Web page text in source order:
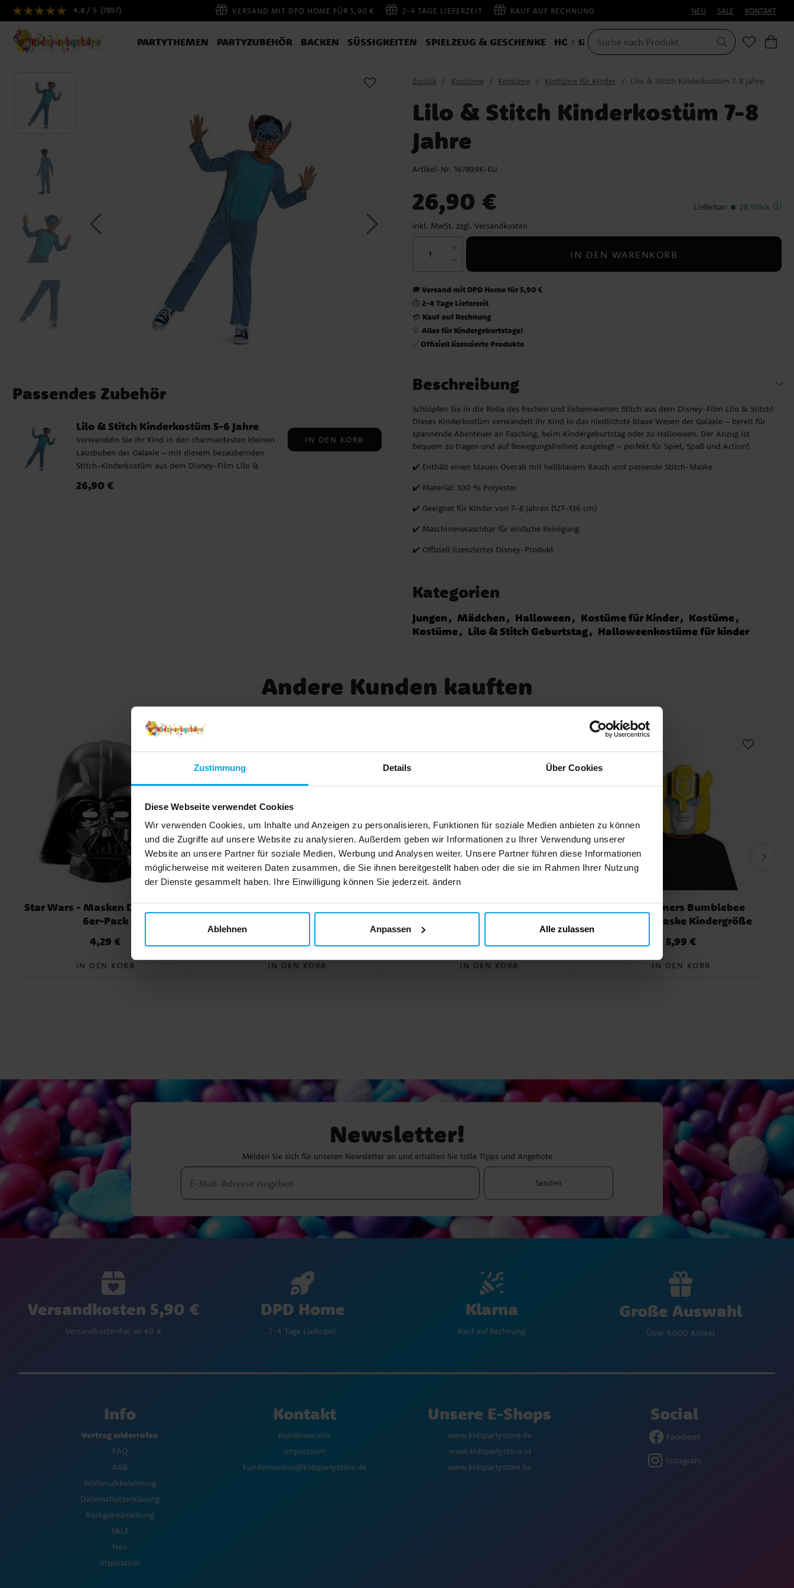
Zustimmung Details Über Cookies
Diese Webseite verwendet Cookies
Wir verwenden Cookies, um Inhalte und Anzeigen zu personalisieren, Funktionen für soziale Medien anbieten zu können
und die Zugriffe auf unsere Website zu analysieren. Außerdem geben wir Informationen zu Ihrer Verwendung unserer
Website an unsere Partner für soziale Medien, Werbung und Analysen weiter. Unsere Partner führen diese Informationen
möglicherweise mit weiteren Daten zusammen, die Sie ihnen bereitgestellt haben oder die sie im Rahmen Ihrer Nutzung
der Dienste gesammelt haben. Ihre Einwilligung können Sie jederzeit. ändern
Ablehnen Anpassen Alle zulassen
4.8 / 5 (7897) VERSAND MIT DPD HOME FÜR 5,90 € 2-4 TAGE LIEFERZEIT KAUF AUF RECHNUNG NEU SALE KONTAKT
PARTYTHEMEN PARTYZUBEHÖR BACKEN SÜSSIGKEITEN SPIELZEUG & GESCHENKE HOCHZEIT KOSTÜME HALLOWEEN
Passendes Zubehör
Lilo & Stitch Kinderkostüm 5-6 Jahre
Verwandeln Sie Ihr Kind in den charmantesten kleinen
Lausbuben der Galaxie – mit diesem bezaubernden
Stitch-Kinderkostüm aus dem Disney-Film Lilo &
Halloween. Der bequeme Jumpsuit bietet volle
Preis:26,90 €
26,90 €
IN DEN KORB
Zurück Kostüme Kostüme Kostüme für Kinder Lilo & Stitch Kinderkostüm 7-8 Jahre
Lilo & Stitch Kinderkostüm 7-8
Jahre
Artikel-Nr. 167899K-EU
26,90 €
inkl. MwSt. zzgl. Versandkosten
Lieferbar: 28 Stück
IN DEN WARENKORB
🚚Versand mit DPD Home für 5,90 €
⏱️2-4 Tage Lieferzeit
💳 Kauf auf Rechnung
🎈Alles für Kindergeburtstage!
✅Offiziell lizenzierte Produkte
Beschreibung
Schlüpfen Sie in die Rolle des frechen und liebenswerten Stitch aus dem Disney-Film Lilo & Stitch!
Dieses Kinderkostüm verwandelt Ihr Kind in das niedlichste blaue Wesen der Galaxie – bereit für
spannende Abenteuer an Fasching, beim Kindergeburtstag oder zu Halloween. Der Anzug ist
bequem zu tragen und auf Bewegungsfreiheit ausgelegt – perfekt für Spiel, Spaß und Action!
✔️ Enthält einen blauen Overall mit hellblauem Bauch und passende Stitch-Maske
✔️ Material: 100 % Polyester
✔️ Geeignet für Kinder von 7–8 Jahren (127–136 cm)
✔️ Maschinenwaschbar für einfache Reinigung
✔️ Offiziell lizenziertes Disney-Produkt
Kategorien
Jungen Mädchen Halloween Kostüme für Kinder
Kostüme
Kostüme
Lilo & Stitch Geburtstag Halloweenkostüme für kinder
Andere Kunden kauften
Star Wars - Masken Darth Vader
6er-Pack
Preis:4,29 €
4,29 €
IN DEN KORB
Disney Belle Kinderkostüm
36,90 €
IN DEN KORB
Sonic Kinderkostüm 7-8 Jahre
22,99 €
IN DEN KORB
Transformers Bumblebee
Gesichtsmaske Kindergröße
Preis:5,99 €
5,99 €
IN DEN KORB
Newsletter!
Melden Sie sich für unseren Newsletter an und erhalten Sie tolle Tipps und Angebote
Senden
Versandkosten 5,90 €
Versandkostenfrei ab 60 €
DPD Home
2-4 Tage Lieferzeit
Klarna
Kauf auf Rechnung
Große Auswahl
Über 9.000 Artikel
Info
Vertrag widerrufen
FAQ
AGB
Widerrufsbelehrung
Datenschutzerklärung
Rückgabeanleitung
SALE
Neu
Inspiration
Kontakt
Kundenservice
Impressum
kundenservice@kidspartystore.de
Unsere E-Shops
www.kidspartystore.de
www.kidspartystore.nl
www.kidspartystore.be
Social
Facebook
Instagram